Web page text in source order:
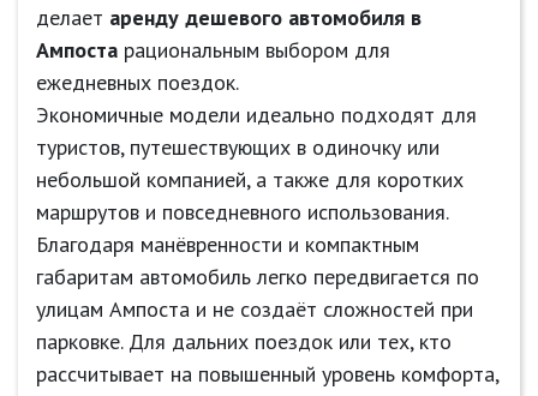
делает аренду дешевого автомобиля в
Ампоста рациональным выбором для
ежедневных поездок.
Экономичные модели идеально подходят для
туристов, путешествующих в одиночку или
небольшой компанией, а также для коротких
маршрутов и повседневного использования.
Благодаря манёвренности и компактным
габаритам автомобиль легко передвигается по
улицам Ампоста и не создаёт сложностей при
парковке. Для дальних поездок или тех, кто
рассчитывает на повышенный уровень комфорта,